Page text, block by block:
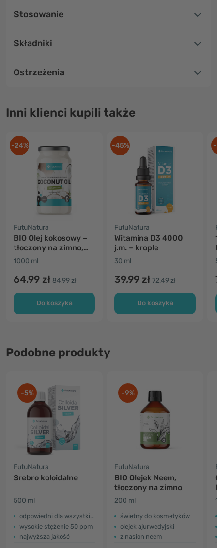
Stosowanie
Składniki
Ostrzeżenia
Inni klienci kupili także
-24%
FutuNatura
BIO Olej kokosowy –
tłoczony na zimno,
nierafinowany
1000 ml
64,99 zł 84,99 zł
Do koszyka
-45%
FutuNatura
Witamina D3 4000
j.m. – krople
30 ml
39,99 zł 72,49 zł
Do koszyka
-
Podobne produkty
-5%
FutuNatura
Srebro koloidalne
500 ml
odpowiedni dla wszystkich rodzajów skóry
wysokie stężenie 50 ppm
najwyższa jakość
-9%
FutuNatura
BIO Olejek Neem,
tłoczony na zimno
200 ml
świetny do kosmetyków
olejek ajurwedyjski
z nasion neem